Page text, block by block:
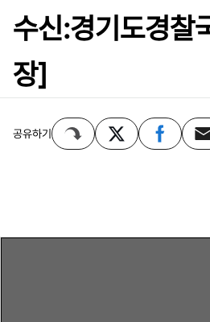
수신:경기도경찰
장]
공유하기